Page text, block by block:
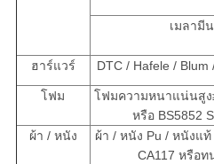
เมลามีน
ฮาร์แวร์
DTC / Hafele / Blum
โฟม โฟมความหนาแน่นสูง
หรือ BS5852
ผ้า / หนัง
ผ้า / หนัง Pu / หนังแ
CA117 หรือ